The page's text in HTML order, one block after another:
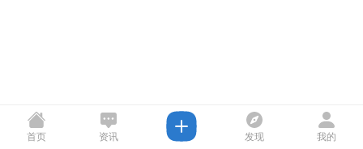
首页 资讯 发现 我的